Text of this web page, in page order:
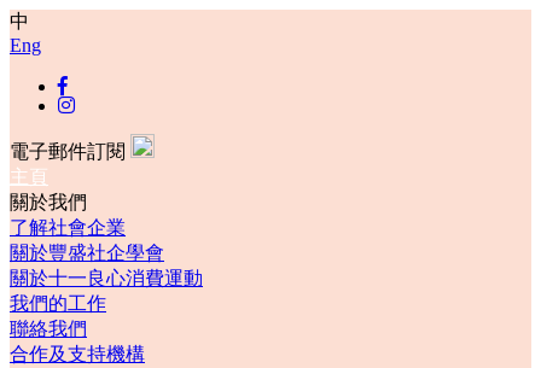
中
Eng
電子郵件訂閱
主頁
關於我們
了解社會企業
關於豐盛社企學會
關於十一良心消費運動
我們的工作
聯絡我們
合作及支持機構